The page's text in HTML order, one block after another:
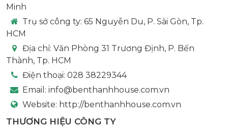
Minh
Trụ sở công ty: 65 Nguyễn Du, P. Sài Gòn, Tp.
HCM
Địa chỉ: Văn Phòng 31 Trương Định, P. Bến
Thành, Tp. HCM
Điện thoại: 028 38229344
Email: info@benthanhhouse.com.vn
Website: http://benthanhhouse.com.vn
THƯƠNG HIỆU CÔNG TY